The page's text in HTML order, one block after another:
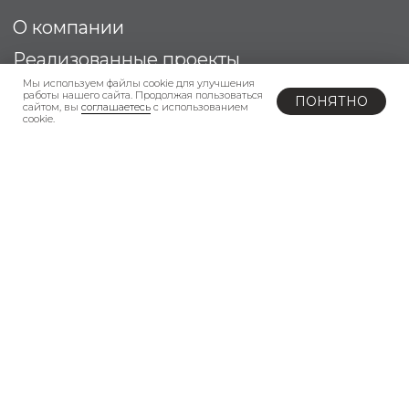
Добавить в корзину
Мы используем файлы cookie для улучшения
работы нашего сайта. Продолжая пользоваться
сайтом, вы соглашаетесь с использованием
cookie.
ПОНЯТНО